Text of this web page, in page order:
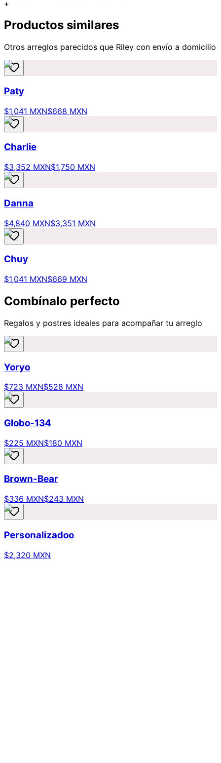
+
Productos similares
Otros arreglos parecidos que Riley con envío a domicilio
Paty
$1,041 MXN$668 MXN
Charlie
$3,352 MXN$1,750 MXN
Danna
$4,840 MXN$3,351 MXN
Chuy
$1,041 MXN$669 MXN
Combínalo perfecto
Regalos y postres ideales para acompañar tu arreglo
Yoryo
$723 MXN$528 MXN
Globo-134
$225 MXN$180 MXN
Brown-Bear
$336 MXN$243 MXN
Personalizadoo
$2,320 MXN